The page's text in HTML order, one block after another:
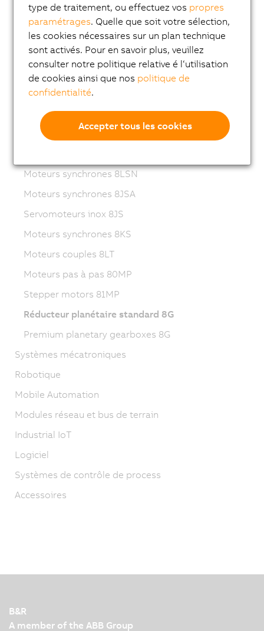
8MS-4 synchronous motors
ACOPOSmotor Compact
Servomoteurs 8WSA
Motoréducteurs 8WSB
Moteurs synchrones 8LVA
Motoréducteurs 8LVB
Moteurs synchrones 8LWA
Moteurs synchrones 8LSN
Moteurs synchrones 8JSA
Servomoteurs inox 8JS
Moteurs synchrones 8KS
Moteurs couples 8LT
Moteurs pas à pas 80MP
Stepper motors 81MP
Réducteur planétaire standard 8G
Premium planetary gearboxes 8G
Systèmes mécatroniques
Robotique
Mobile Automation
Modules réseau et bus de terrain
Industrial IoT
Logiciel
Systèmes de contrôle de process
Accessoires
B&R
A member of the ABB Group
type de traitement, ou effectuez vos propres
paramétrages. Quelle que soit votre sélection,
les cookies nécessaires sur un plan technique
sont activés. Pour en savoir plus, veuillez
consulter notre politique relative é l‘utilisation
de cookies ainsi que nos politique de
confidentialité.
Accepter tous les cookies